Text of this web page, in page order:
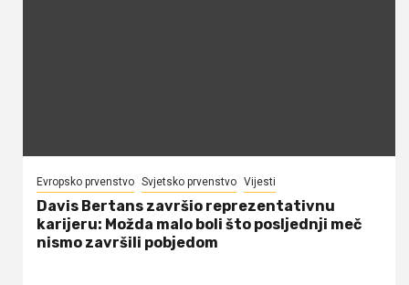
Evropsko prvenstvo Svjetsko prvenstvo Vijesti
Davis Bertans završio reprezentativnu
karijeru: Možda malo boli što posljednji meč
nismo završili pobjedom